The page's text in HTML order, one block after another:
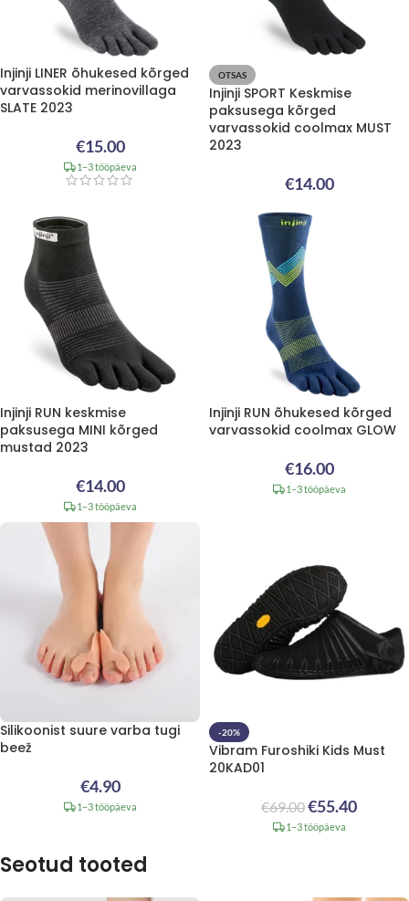
Injinji LINER õhukesed kõrged
varvassokid merinovillaga
SLATE 2023
€15.00
1–3 tööpäeva
OTSAS
Injinji SPORT Keskmise
paksusega kõrged
varvassokid coolmax MUST
2023
€14.00
Injinji RUN keskmise
paksusega MINI kõrged
mustad 2023
€14.00
1–3 tööpäeva
Injinji RUN õhukesed kõrged
varvassokid coolmax GLOW
€16.00
1–3 tööpäeva
Silikoonist suure varba tugi
beež
€4.90
1–3 tööpäeva
-20%
Vibram Furoshiki Kids Must
20KAD01
€69.00€55.40
1–3 tööpäeva
Seotud tooted